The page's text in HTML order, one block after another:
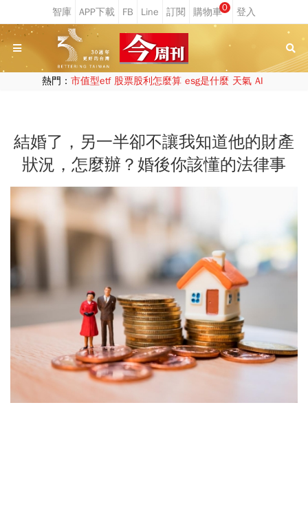
0
熱門： 市值型etf 股票股利怎麼算 esg是什麼 天氣 AI
結婚了，另一半卻不讓我知道他的財產
狀況，怎麼辦？婚後你該懂的法律事